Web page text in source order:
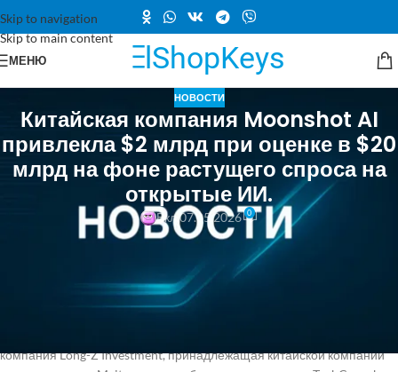
Skip to navigation
Skip to main content
МЕНЮ
НОВОСТИ
Китайская компания Moonshot AI
привлекла $2 млрд при оценке в $20
млрд на фоне растущего спроса на
открытые ИИ.
Вкл 07.05.2026 0
Moonshot AI, лаборатория искусственного интеллекта из Пекина,
известная разработкой популярной серии крупных языковых
моделей Kimi, привлекла около 2 миллиардов долларов при оценке
в 20 миллиардов долларов. Об этом сообщается в посте Huafeng
компания Long-Z Investment, принадлежащая китайской компании